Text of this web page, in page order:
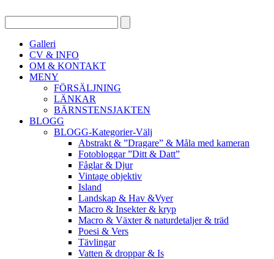
Galleri
CV & INFO
OM & KONTAKT
MENY
FÖRSÄLJNING
LÄNKAR
BÄRNSTENSJAKTEN
BLOGG
BLOGG-Kategorier-Välj
Abstrakt & ”Dragare” & Måla med kameran
Fotobloggar ”Ditt & Datt”
Fåglar & Djur
Vintage objektiv
Island
Landskap & Hav &Vyer
Macro & Insekter & kryp
Macro & Växter & naturdetaljer & träd
Poesi & Vers
Tävlingar
Vatten & droppar & Is